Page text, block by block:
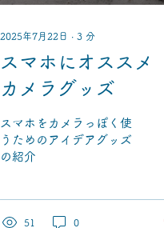
2025年7月22日 ∙ 3 分
スマホにオススメ
カメラグッズ
スマホをカメラっぽく使
うためのアイデアグッズ
の紹介
51 0